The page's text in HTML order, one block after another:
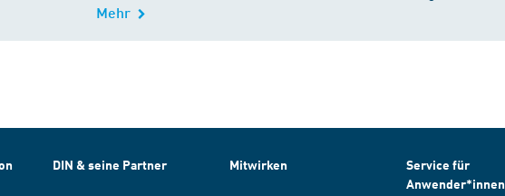
Mehr
DIN & seine Partner Mitwirken
Service für
Anwender*innen